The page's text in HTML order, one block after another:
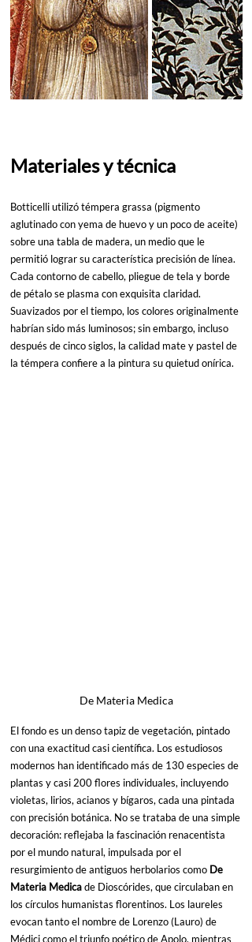
Materiales y técnica
Botticelli utilizó témpera grassa (pigmento
aglutinado con yema de huevo y un poco de aceite)
sobre una tabla de madera, un medio que le
permitió lograr su característica precisión de línea.
Cada contorno de cabello, pliegue de tela y borde
de pétalo se plasma con exquisita claridad.
Suavizados por el tiempo, los colores originalmente
habrían sido más luminosos; sin embargo, incluso
después de cinco siglos, la calidad mate y pastel de
la témpera confiere a la pintura su quietud onírica.
De Materia Medica
El fondo es un denso tapiz de vegetación, pintado
con una exactitud casi científica. Los estudiosos
modernos han identificado más de 130 especies de
plantas y casi 200 flores individuales, incluyendo
violetas, lirios, acianos y bígaros, cada una pintada
con precisión botánica. No se trataba de una simple
decoración: reflejaba la fascinación renacentista
por el mundo natural, impulsada por el
resurgimiento de antiguos herbolarios como De
Materia Medica de Dioscórides, que circulaban en
los círculos humanistas florentinos. Los laureles
evocan tanto el nombre de Lorenzo (Lauro) de
Médici como el triunfo poético de Apolo, mientras